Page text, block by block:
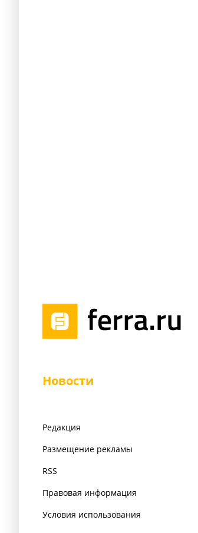
Новости
Редакция
Размещение рекламы
RSS
Правовая информация
Условия использования